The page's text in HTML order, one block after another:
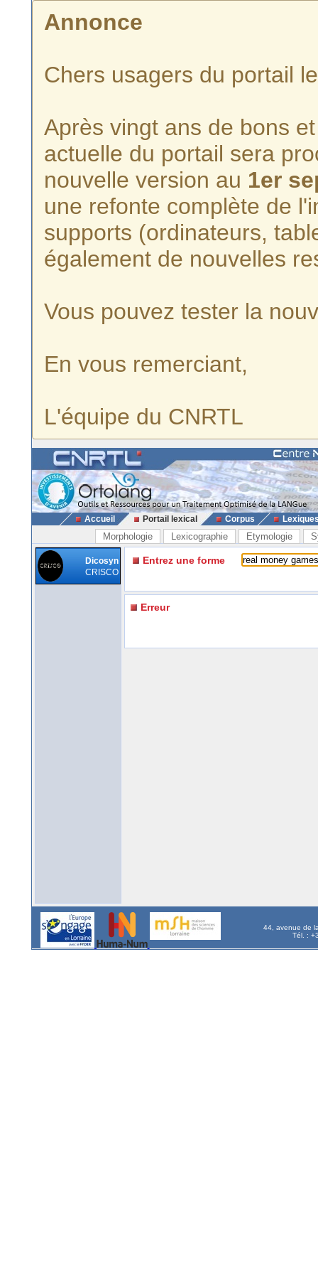
Annonce
Chers usagers du portail
Après vingt ans de bons
actuelle du portail sera
nouvelle version au 1er
une refonte complète de
supports (ordinateurs,
également de nouvelles
Vous pouvez tester la
En vous remerciant,
L'équipe du CNRTL
Accueil Portail lexical Corpus
Morphologie Lexicographie Etymologie
Dicosyn
CRISCO
Entrez une forme
Erreur
44, avenue de
Tél. :